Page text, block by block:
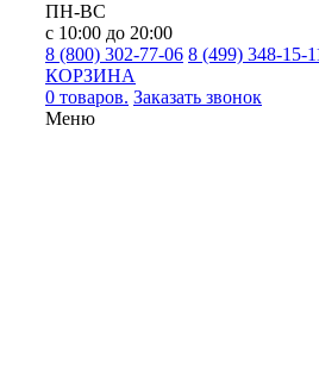
ПН-ВС
с 10:00 до 20:00
8 (800) 302-77-06 8 (499) 348-15-
КОРЗИНА
0 товаров. Заказать звонок
Меню